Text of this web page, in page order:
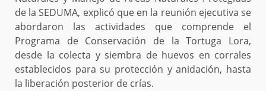
de la SEDUMA, explicó que en la reunión ejecutiva se
abordaron las actividades que comprende el
Programa de Conservación de la Tortuga Lora,
desde la colecta y siembra de huevos en corrales
establecidos para su protección y anidación, hasta
la liberación posterior de crías.